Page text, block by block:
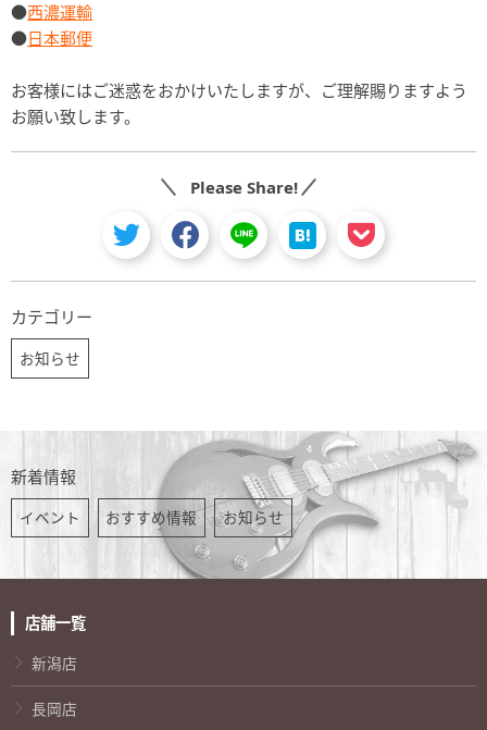
●西濃運輸
●日本郵便
お客様にはご迷惑をおかけいたしますが、ご理解賜りますよう
お願い致します。
Please Share!
カテゴリー
お知らせ
新着情報
イベント おすすめ情報 お知らせ
店舗一覧
新潟店
長岡店